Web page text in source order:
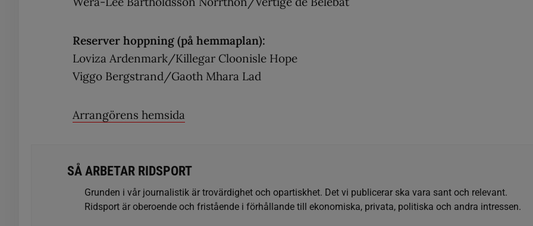
Reserver hoppning (på hemmaplan):
Loviza Ardenmark/Killegar Cloonisle Hope
Viggo Bergstrand/Gaoth Mhara Lad
Arrangörens hemsida
SÅ ARBETAR RIDSPORT
Grunden i vår journalistik är trovärdighet och opartiskhet. Det vi publicerar ska vara sant och relevant.
Ridsport är oberoende och fristående i förhållande till ekonomiska, privata, politiska och andra intressen.